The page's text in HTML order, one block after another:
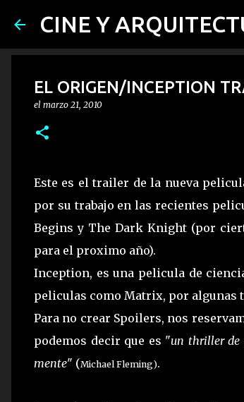
CINE Y
EL ORIGEN/INCEPTION
el marzo 21, 2010
Este es el trailer de la nueva
por su trabajo en las recientes
Begins y The Dark Knight (por
para el proximo año).
Inception, es una pelicula de
peliculas como Matrix, por algunas
Para no crear Spoilers, nos
podemos decir que es "un thriller de
mente" (Michael Fleming).